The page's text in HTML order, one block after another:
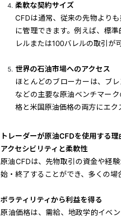
柔軟な契約サイズ
CFDは通常、従来の先物より
に管理できます。例えば、標
レルまたは100バレルの取引が
世界の石油市場へのアクセス
ほとんどのブローカーは、ブ
などの主要な原油ベンチマー
格と米国原油価格の両方にエク
トレーダーが原油CFDを使用する理
アクセシビリティと柔軟性
原油CFDは、先物取引の資金や経
始・終了することができ、多くの場
ボラティリティから利益を得る
原油価格は、需給、地政学的イベ